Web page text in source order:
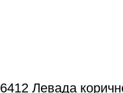
6412 Левада